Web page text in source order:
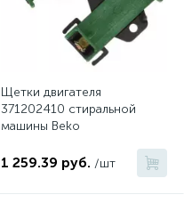
Щетки двигателя
371202410 стиральной
машины Beko
1 259.39 руб. /шт